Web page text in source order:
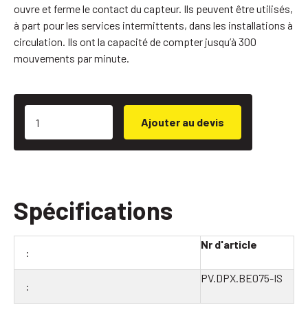
ouvre et ferme le contact du capteur. Ils peuvent être utilisés,
à part pour les services intermittents, dans les installations à
circulation. Ils ont la capacité de compter jusqu’à 300
mouvements par minute.
Ajouter au devis
Spécifications
Nr d'article
PV.DPX.BE075-IS